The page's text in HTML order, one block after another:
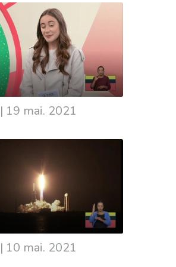
| 19 mai. 2021
| 10 mai. 2021